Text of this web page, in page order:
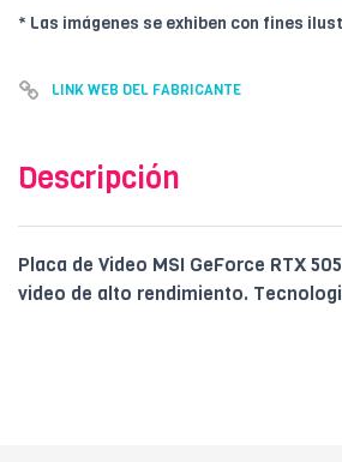
* Las imágenes se exhiben con fines
LINK WEB DEL FABRICANTE
Descripción
Placa de Video MSI GeForce RTX
video de alto rendimiento.